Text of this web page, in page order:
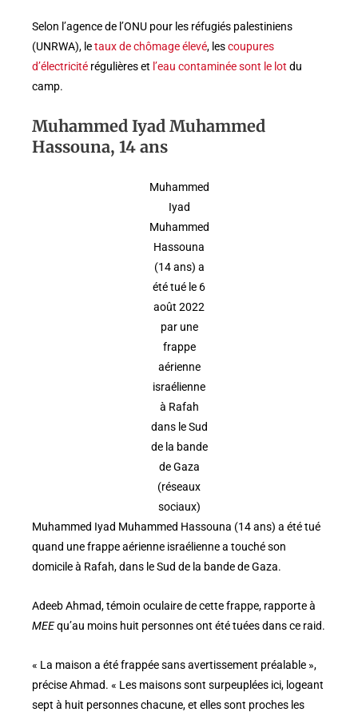
Selon l’agence de l’ONU pour les réfugiés palestiniens
(UNRWA), letaux de chômage élevé, lescoupures
d’électricité régulières et l’eau contaminéesont le lot du
camp.
Muhammed Iyad Muhammed
Hassouna, 14 ans
Muhammed
Iyad
Muhammed
Hassouna
(14 ans) a
été tué le 6
août 2022
par une
frappe
aérienne
israélienne
à Rafah
dans le Sud
de la bande
de Gaza
(réseaux
sociaux)
Muhammed Iyad Muhammed Hassouna (14 ans) a été tué
quand une frappe aérienne israélienne a touché son
domicile à Rafah, dans le Sud de la bande de Gaza.
Adeeb Ahmad, témoin oculaire de cette frappe, rapporte à
MEEqu’au moins huit personnes ont été tuées dans ce raid.
« La maison a été frappée sans avertissement préalable »,
précise Ahmad. « Les maisons sont surpeuplées ici, logeant
sept à huit personnes chacune, et elles sont proches les